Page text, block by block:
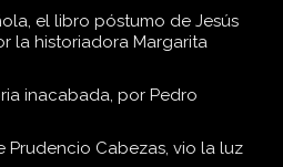
el libro póstumo de Jesús
la historiadora Margarita
inacabada, por Pedro
Prudencio Cabezas, vio la luz